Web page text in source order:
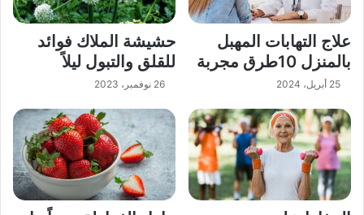
علاج التهابات المهبل
بالمنزل 10طرق مجربة
25 أبريل، 2024
حشيشة الملاك فوائد
للقلق والتبول ليلاً
26 نوفمبر، 2023